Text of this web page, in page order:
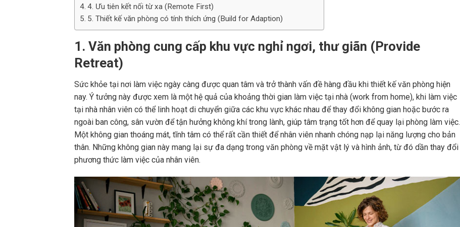
4. Ưu tiên kết nối từ xa (Remote First)
5. Thiết kế văn phòng có tính thích ứng (Build for Adaption)
1. Văn phòng cung cấp khu vực nghỉ ngơi, thư giãn (Provide
Retreat)
Sức khỏe tại nơi làm việc ngày càng được quan tâm và trở thành vấn đề hàng đầu khi thiết kế văn phòng hiện
nay. Ý tưởng này được xem là một hệ quả của khoảng thời gian làm việc tại nhà (work from home), khi làm việc
tại nhà nhân viên có thể linh hoạt di chuyển giữa các khu vực khác nhau để thay đổi không gian hoặc bước ra
ngoài ban công, sân vườn để tận hưởng không khí trong lành, giúp tâm trạng tốt hơn để quay lại phòng làm việc.
Một không gian thoáng mát, tĩnh tâm có thể rất cần thiết để nhân viên nhanh chóng nạp lại năng lượng cho bản
thân. Những không gian này mang lại sự đa dạng trong văn phòng về mặt vật lý và hình ảnh, từ đó dần thay đổi
phương thức làm việc của nhân viên.